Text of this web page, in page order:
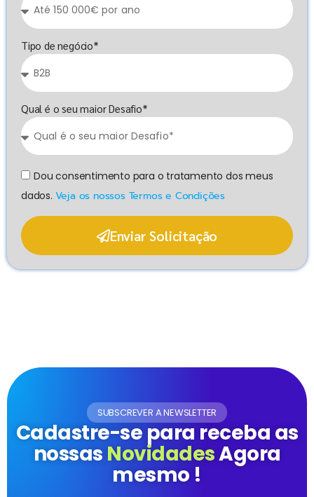
Tipo de negócio*
Qual é o seu maior Desafio*
Dou consentimento para o tratamento dos meus
dados. Veja os nossos Termos e Condições
Enviar Solicitação
SUBSCREVER A NEWSLETTER
Cadastre-se para receba as
nossas NovidadesAgora
mesmo !